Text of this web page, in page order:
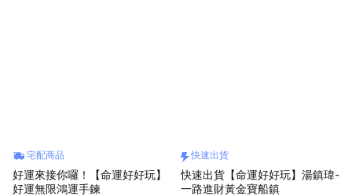
宅配商品
好運來接你囉！【命運好好玩】
好運無限鴻運手鍊
快速出貨
快速出貨【命運好好玩】湯鎮瑋-
一路進財黃金寶船鎮